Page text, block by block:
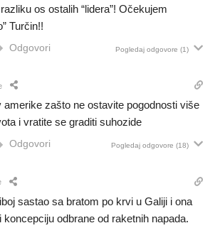
os ostalih “lidera”! Očekujem
Turčin!!
Odgovori Pogledaj odgovore (1)
amerike zašto ne ostavite pogodnosti više
i vratite se graditi suhozide
Odgovori Pogledaj odgovore (18)
sastao sa bratom po krvi u Galiji i ona
odbrane od raketnih napada.